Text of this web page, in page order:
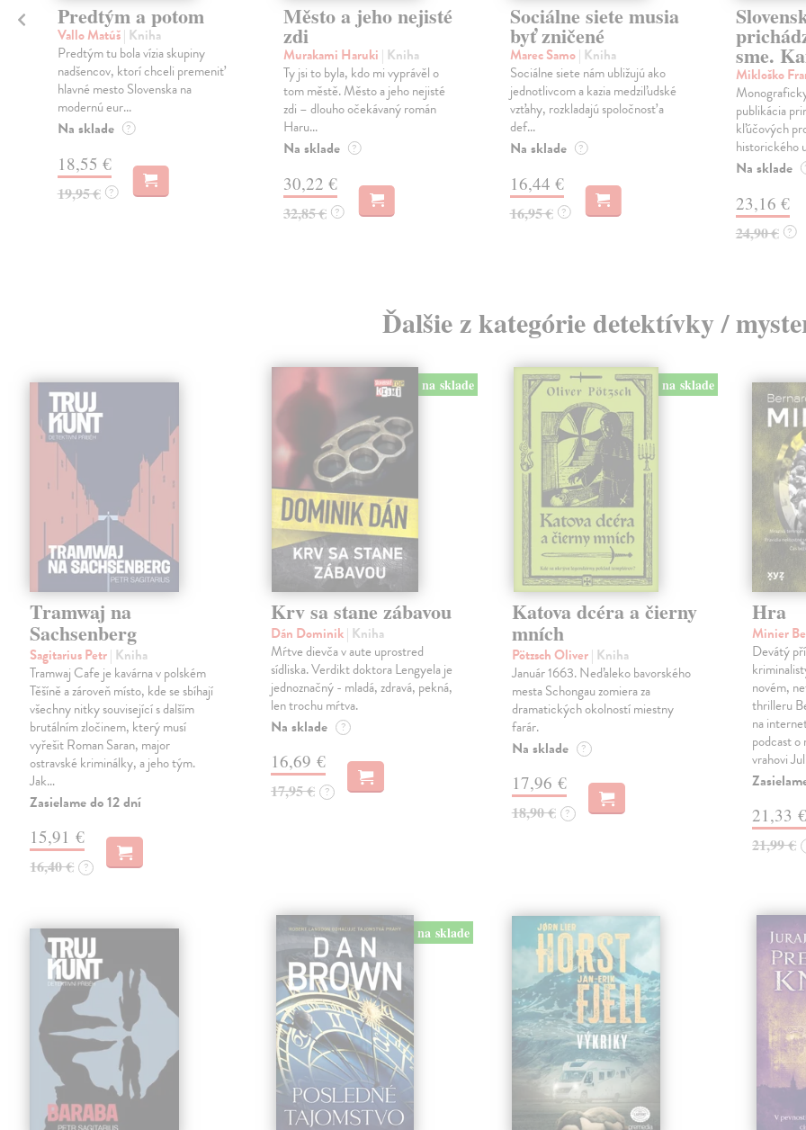
Predtým a potom
Vallo Matúš| Kniha
Predtým tu bola vízia skupiny
nadšencov, ktorí chceli premeniť
hlavné mesto Slovenska na
modernú eur...
Na sklade ?
18,55 €
19,95 € ?
Město a jeho nejisté
zdi
Murakami Haruki | Kniha
Ty jsi to byla, kdo mi vyprávěl o
tom městě. Město a jeho nejisté
zdi – dlouho očekávaný román
Haru...
Na sklade ?
30,22 €
32,85 € ?
Sociálne siete musia
byť zničené
Marec Samo| Kniha
Sociálne siete nám ubližujú ako
jednotlivcom a kazia medziľudské
vzťahy, rozkladajú spoločnosť a
def...
Na sklade ?
16,44 €
16,95 € ?
sme.
Mikloško
publikácia
kľúčových
historického
Na sklade
23,16 €
24,90 € ?
Ďalšie z kategórie detektívky /
Tramwaj na
Sachsenberg
Sagitarius Petr| Kniha
Tramwaj Cafe je kavárna v polském
Těšíně a zároveň místo, kde se sbíhají
všechny nitky související s dalším
brutálním zločinem, který musí
vyřešit Roman Saran, major
ostravské kriminálky, a jeho tým.
Jak…
Zasielame do 12 dní
15,91 €
16,40 € ?
na sklade
Krv sa stane zábavou
Dán Dominik| Kniha
Mŕtve dievča v aute uprostred
sídliska. Verdikt doktora Lengyela je
jednoznačný - mladá, zdravá, pekná,
len trochu mŕtva.
Na sklade ?
16,69 €
17,95 € ?
na sklade
Katova dcéra a čierny
mních
Pötzsch Oliver| Kniha
Január 1663. Neďaleko bavorského
mesta Schongau zomiera za
dramatických okolností miestny
farár.
Na sklade ?
17,96 €
18,90 € ?
Hra
Minier
Devátý
novém,
thrilleru
na
podcast
vrahovi
21,33 €
21,99 €
na sklade